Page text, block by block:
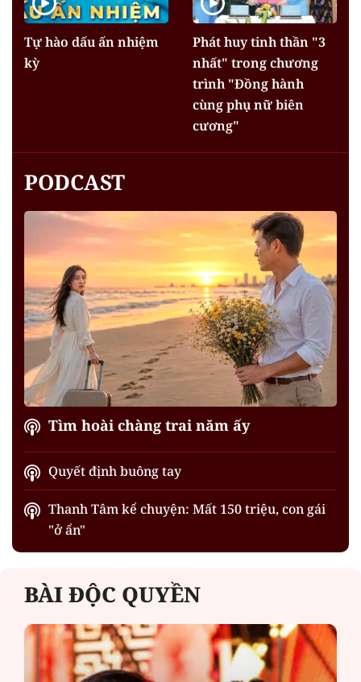
Tự hào dấu ấn nhiệm
kỳ
Phát huy tinh thần "3
nhất" trong chương
trình "Đồng hành
cùng phụ nữ biên
cương"
PODCAST
Tìm hoài chàng trai năm ấy
Quyết định buông tay
Thanh Tâm kể chuyện: Mất 150 triệu, con gái
"ở ẩn"
BÀI ĐỘC QUYỀN